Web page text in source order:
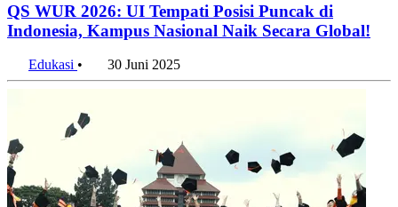
QS WUR 2026: UI Tempati Posisi Puncak di
Indonesia, Kampus Nasional Naik Secara Global!
Edukasi • 30 Juni 2025